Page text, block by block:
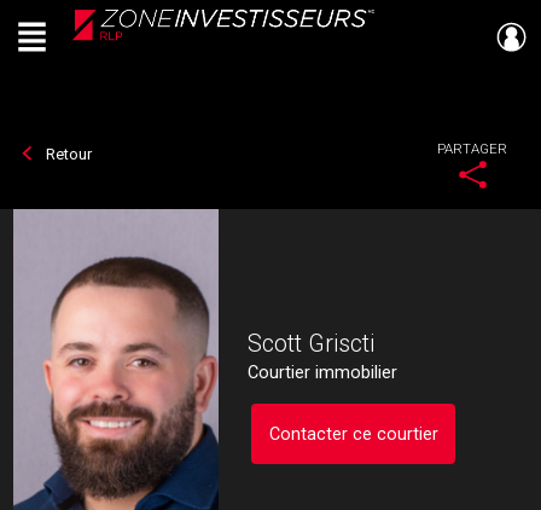
Live
En Direct
Menu
Retour PARTAGER
Scott Griscti
Courtier immobilier
Contacter ce courtier